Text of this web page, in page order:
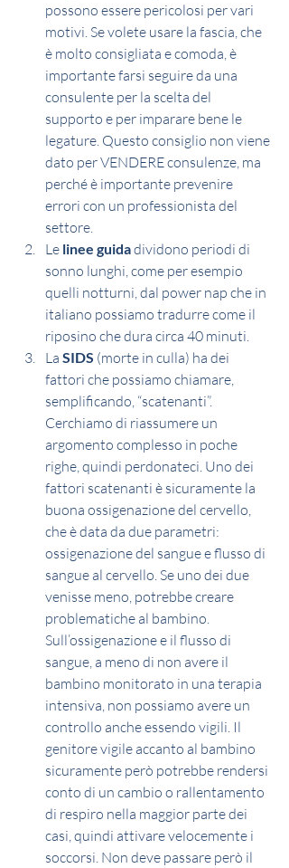
possono essere pericolosi per vari
motivi. Se volete usare la fascia, che
è molto consigliata e comoda, è
importante farsi seguire da una
consulente per la scelta del
supporto e per imparare bene le
legature. Questo consiglio non viene
dato per VENDERE consulenze, ma
perché è importante prevenire
errori con un professionista del
settore.
Le linee guida dividono periodi di
sonno lunghi, come per esempio
quelli notturni, dal power nap che in
italiano possiamo tradurre come il
riposino che dura circa 40 minuti.
La SIDS (morte in culla) ha dei
fattori che possiamo chiamare,
semplificando, “scatenanti”.
Cerchiamo di riassumere un
argomento complesso in poche
righe, quindi perdonateci. Uno dei
fattori scatenanti è sicuramente la
buona ossigenazione del cervello,
che è data da due parametri:
ossigenazione del sangue e flusso di
sangue al cervello. Se uno dei due
venisse meno, potrebbe creare
problematiche al bambino.
Sull’ossigenazione e il flusso di
sangue, a meno di non avere il
bambino monitorato in una terapia
intensiva, non possiamo avere un
controllo anche essendo vigili. Il
genitore vigile accanto al bambino
sicuramente però potrebbe rendersi
conto di un cambio o rallentamento
di respiro nella maggior parte dei
casi, quindi attivare velocemente i
soccorsi. Non deve passare però il